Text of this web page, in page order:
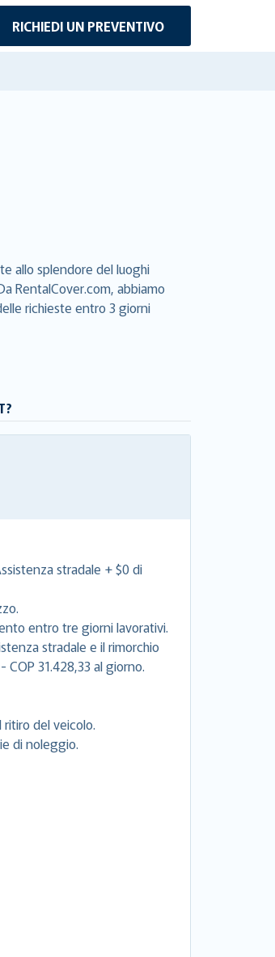
RICHIEDI UN PREVENTIVO
allo splendore del luoghi
RentalCover.com, abbiamo
richieste entro 3 giorni
stradale + $0 di
entro tre giorni lavorativi.
stradale e il rimorchio
31.428,33 al giorno.
del veicolo.
di noleggio.